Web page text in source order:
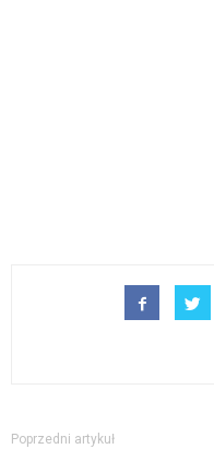
Poprzedni artykuł